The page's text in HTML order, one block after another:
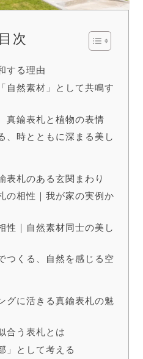
目次
する理由
自然素材」として共鳴す
真鍮表札と植物の表情
、時とともに深まる美し
表札のある玄関まわり
の相性｜我が家の実例か
性｜自然素材同士の美し
つくる、自然を感じる空
グに活きる真鍮表札の魅
合う表札とは
」として考える